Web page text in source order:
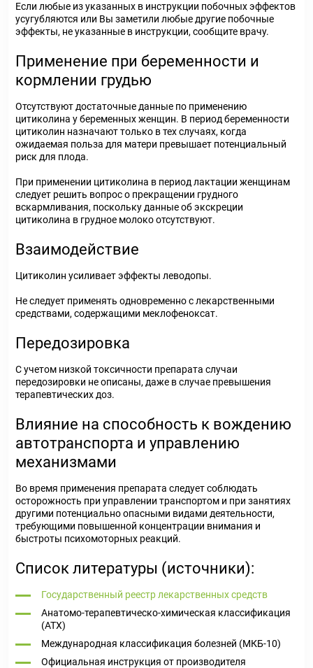
Если любые из указанных в инструкции побочных эффектов
усугубляются или Вы заметили любые другие побочные
эффекты, не указанные в инструкции, сообщите врачу.
Применение при беременности и
кормлении грудью
Отсутствуют достаточные данные по применению
цитиколина у беременных женщин. В период беременности
цитиколин назначают только в тех случаях, когда
ожидаемая польза для матери превышает потенциальный
риск для плода.
При применении цитиколина в период лактации женщинам
следует решить вопрос о прекращении грудного
вскармливания, поскольку данные об экскреции
цитиколина в грудное молоко отсутствуют.
Взаимодействие
Цитиколин усиливает эффекты леводопы.
Не следует применять одновременно с лекарственными
средствами, содержащими меклофеноксат.
Передозировка
С учетом низкой токсичности препарата случаи
передозировки не описаны, даже в случае превышения
терапевтических доз.
Влияние на способность к вождению
автотранспорта и управлению
механизмами
Во время применения препарата следует соблюдать
осторожность при управлении транспортом и при занятиях
другими потенциально опасными видами деятельности,
требующими повышенной концентрации внимания и
быстроты психомоторных реакций.
Список литературы (источники):
Государственный реестр лекарственных средств
Анатомо-терапевтическо-химическая классификация
(ATX)
Международная классификация болезней (МКБ-10)
Официальная инструкция от производителя